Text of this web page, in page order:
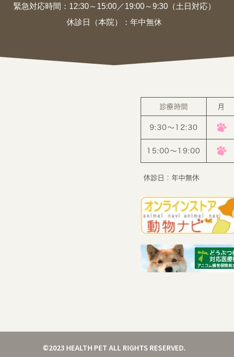
緊急対応時間： 12:30～15:00／19:00～9:30（土日対応）
休診日（本院）：年中無休
診療時間 月
9:30〜12:30
15:00〜19:00
休診日：年中無休
©2023 HEALTH PET ALL RIGHTS RESERVED.